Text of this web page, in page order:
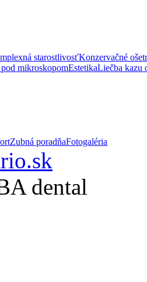
starostlivosťKonzervačné
mikroskopomEstetikaLiečba kazu
Zubná poradňaFotogaléria
dental